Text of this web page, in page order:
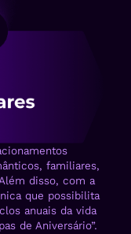
familiares,
disso, com a
que possibilita
anuais da vida
de Aniversário”.